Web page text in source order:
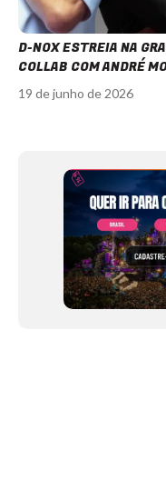
D-NOX ESTREIA NA
COLLAB COM ANDRÉ
19 de junho de 2026